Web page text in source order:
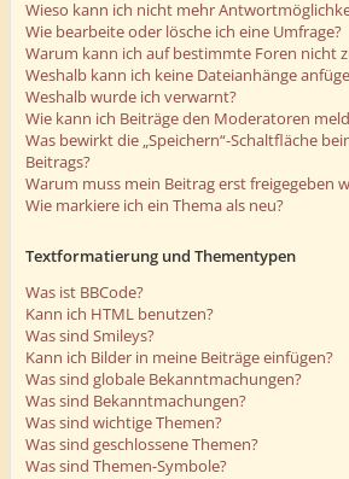
Wieso kann ich nicht mehr
Wie bearbeite oder lösche ich eine Umfrage?
Warum kann ich auf bestimmte Foren nicht
Weshalb kann ich keine Dateianhänge
Weshalb wurde ich verwarnt?
Wie kann ich Beiträge den Moderatoren
Was bewirkt die „Speichern“-Schaltfläche
Beitrags?
Warum muss mein Beitrag erst freigegeben
Wie markiere ich ein Thema als neu?
Textformatierung und Thementypen
Was ist BBCode?
Kann ich HTML benutzen?
Was sind Smileys?
Kann ich Bilder in meine Beiträge einfügen?
Was sind globale Bekanntmachungen?
Was sind Bekanntmachungen?
Was sind wichtige Themen?
Was sind geschlossene Themen?
Was sind Themen-Symbole?